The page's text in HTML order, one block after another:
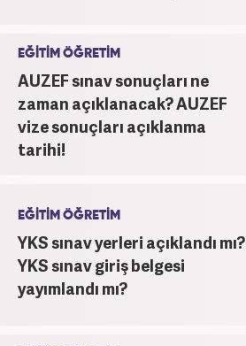
EĞİTİM ÖĞRETİM
AUZEF sınav sonuçları ne
zaman açıklanacak? AUZEF
vize sonuçları açıklanma
tarihi!
EĞİTİM ÖĞRETİM
YKS sınav yerleri açıklandı mı?
YKS sınav giriş belgesi
yayımlandı mı?